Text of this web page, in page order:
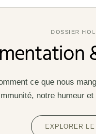
DOSSIER
ce que nous
notre humeur
EXPLORER